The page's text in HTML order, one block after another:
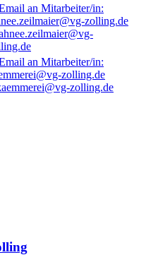
zolling.de